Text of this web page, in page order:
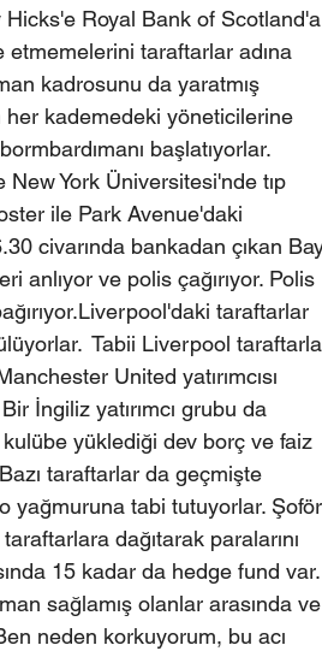
Royal Bank of Scotland'a
taraftarlar adına
kadrosunu da yaratmış
her kademedeki yöneticilerine
başlatıyorlar.
New York Üniversitesi'nde tıp
ile Park Avenue'daki
civarında bankadan çıkan
anlıyor ve polis çağırıyor. Polis
taraftarlar
Tabii Liverpool
United yatırımcısı
İngiliz yatırımcı grubu da
yüklediği dev borç ve faiz
taraftarlar da geçmişte
yağmuruna tabi tutuyorlar. Şoför
dağıtarak paralarını
15 kadar da hedge fund var.
sağlamış olanlar arasında ve
neden korkuyorum, bu acı